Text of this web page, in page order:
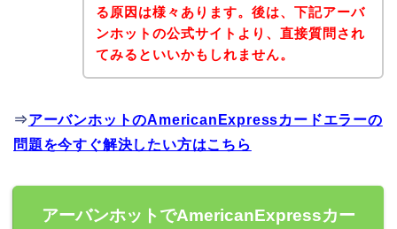
る原因は様々あります。後は、下記アーバ
ンホットの公式サイトより、直接質問され
てみるといいかもしれません。
⇒アーバンホットのAmericanExpressカードエラーの
問題を今すぐ解決したい方はこちら
アーバンホットでAmericanExpressカー